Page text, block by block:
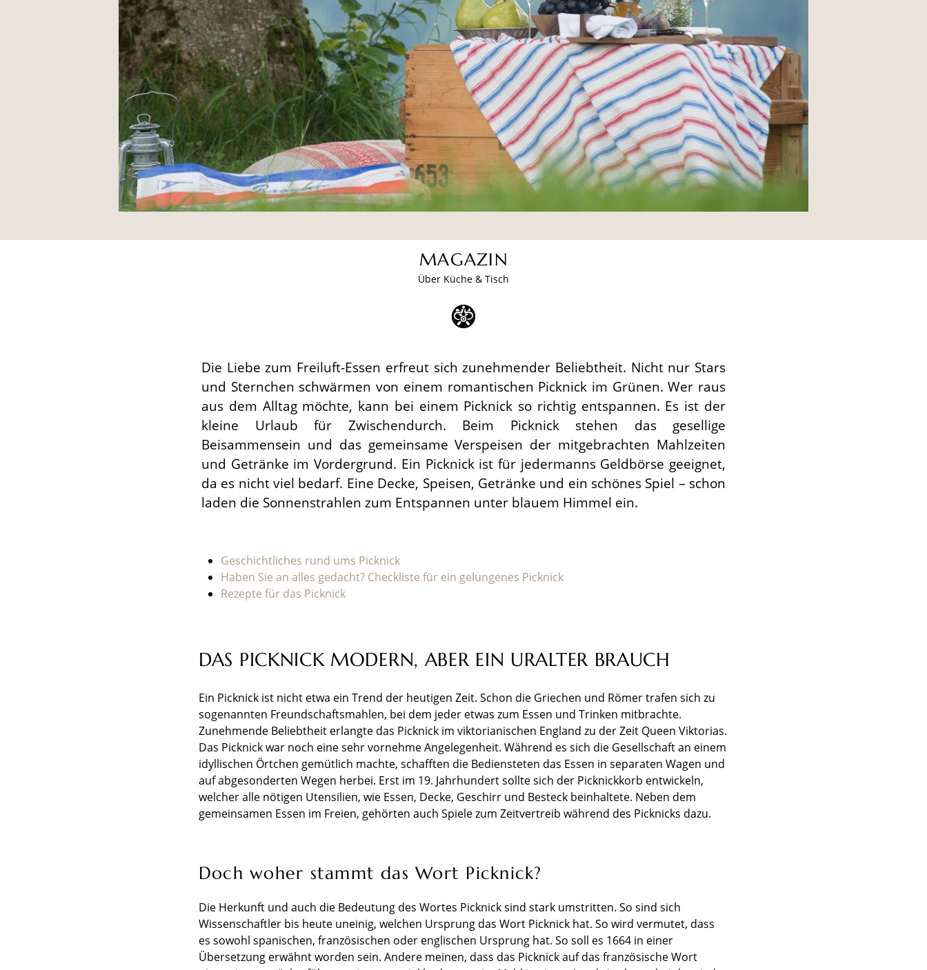
MAGAZIN
Über Küche & Tisch
Die Liebe zum Freiluft-Essen erfreut sich zunehmender Beliebtheit. Nicht nur Stars
und Sternchen schwärmen von einem romantischen Picknick im Grünen. Wer raus
aus dem Alltag möchte, kann bei einem Picknick so richtig entspannen. Es ist der
kleine Urlaub für Zwischendurch. Beim Picknick stehen das gesellige
Beisammensein und das gemeinsame Verspeisen der mitgebrachten Mahlzeiten
und Getränke im Vordergrund. Ein Picknick ist für jedermanns Geldbörse geeignet,
da es nicht viel bedarf. Eine Decke, Speisen, Getränke und ein schönes Spiel – schon
laden die Sonnenstrahlen zum Entspannen unter blauem Himmel ein.
Geschichtliches rund ums Picknick
Haben Sie an alles gedacht? Checkliste für ein gelungenes Picknick
Rezepte für das Picknick
DAS PICKNICK MODERN, ABER EIN URALTER BRAUCH
Ein Picknick ist nicht etwa ein Trend der heutigen Zeit. Schon die Griechen und Römer trafen sich zu
sogenannten Freundschaftsmahlen, bei dem jeder etwas zum Essen und Trinken mitbrachte.
Zunehmende Beliebtheit erlangte das Picknick im viktorianischen England zu der Zeit Queen Viktorias.
Das Picknick war noch eine sehr vornehme Angelegenheit. Während es sich die Gesellschaft an einem
idyllischen Örtchen gemütlich machte, schafften die Bediensteten das Essen in separaten Wagen und
auf abgesonderten Wegen herbei. Erst im 19. Jahrhundert sollte sich der Picknickkorb entwickeln,
welcher alle nötigen Utensilien, wie Essen, Decke, Geschirr und Besteck beinhaltete. Neben dem
gemeinsamen Essen im Freien, gehörten auch Spiele zum Zeitvertreib während des Picknicks dazu.
Doch woher stammt das Wort Picknick?
Die Herkunft und auch die Bedeutung des Wortes Picknick sind stark umstritten. So sind sich
Wissenschaftler bis heute uneinig, welchen Ursprung das Wort Picknick hat. So wird vermutet, dass
es sowohl spanischen, französischen oder englischen Ursprung hat. So soll es 1664 in einer
Übersetzung erwähnt worden sein. Andere meinen, dass das Picknick auf das französische Wort